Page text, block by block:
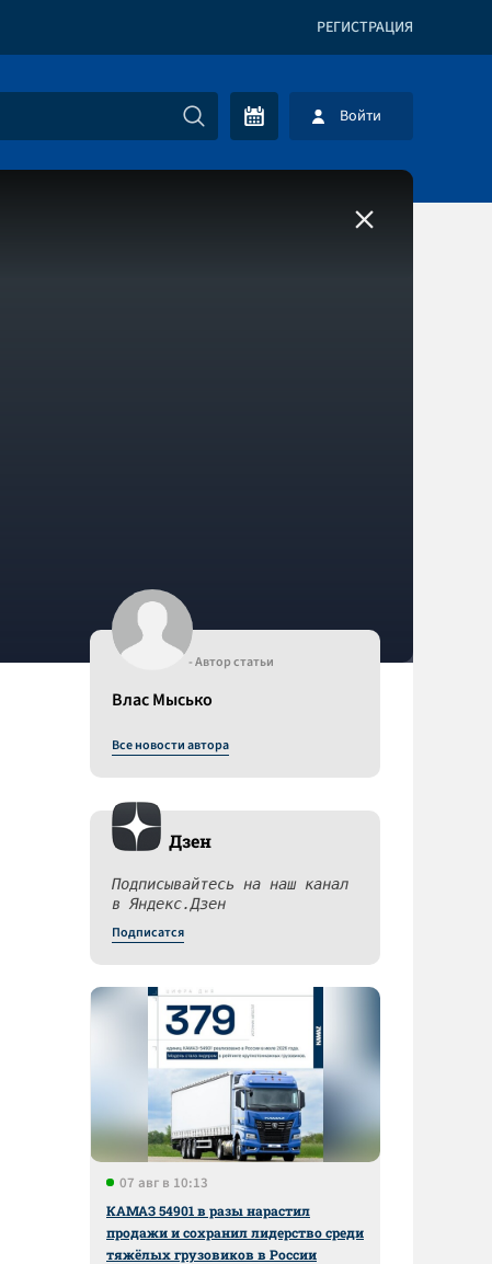
РЕГИСТРАЦИЯ
Войти
- Автор статьи
Влас Мысько
Все новости автора
Дзен
Подписывайтесь на наш канал
в Яндекс.Дзен
Подписатся
07 авг в 10:13
КАМАЗ 54901 в разы нарастил
продажи и сохранил лидерство среди
тяжёлых грузовиков в России